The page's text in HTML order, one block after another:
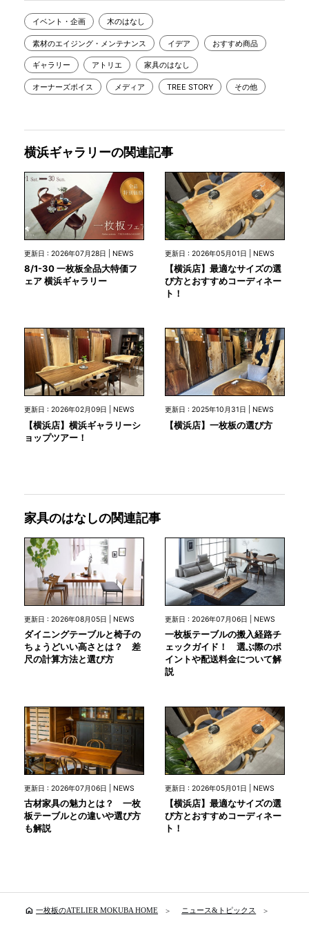
イベント・企画 木のはなし
素材のエイジング・メンテナンス イデア おすすめ商品
ギャラリー アトリエ 家具のはなし
オーナーズボイス メディア TREE STORY その他
横浜ギャラリーの関連記事
更新日 : 2026年07月28日 | NEWS
8/1-30 一枚板全品大特価フ
ェア 横浜ギャラリー
更新日 : 2026年05月01日 | NEWS
【横浜店】最適なサイズの選
び方とおすすめコーディネー
ト！
更新日 : 2026年02月09日 | NEWS
【横浜店】横浜ギャラリーシ
ョップツアー！
更新日 : 2025年10月31日 | NEWS
【横浜店】一枚板の選び方
家具のはなしの関連記事
更新日 : 2026年08月05日 | NEWS
ダイニングテーブルと椅子の
ちょうどいい高さとは？ 差
尺の計算方法と選び方
更新日 : 2026年07月06日 | NEWS
一枚板テーブルの搬入経路チ
ェックガイド！ 選ぶ際のポ
イントや配送料金について解
説
更新日 : 2026年07月06日 | NEWS
古材家具の魅力とは？ 一枚
板テーブルとの違いや選び方
も解説
更新日 : 2026年05月01日 | NEWS
【横浜店】最適なサイズの選
び方とおすすめコーディネー
ト！
home 一枚板のATELIER MOKUBA HOME ニュース&トピックス